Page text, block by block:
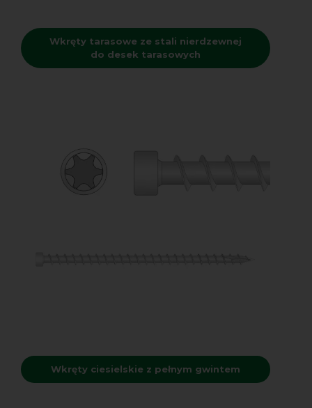
Wkręty tarasowe ze stali nierdzewnej
do desek tarasowych
Wkręty ciesielskie z pełnym gwintem